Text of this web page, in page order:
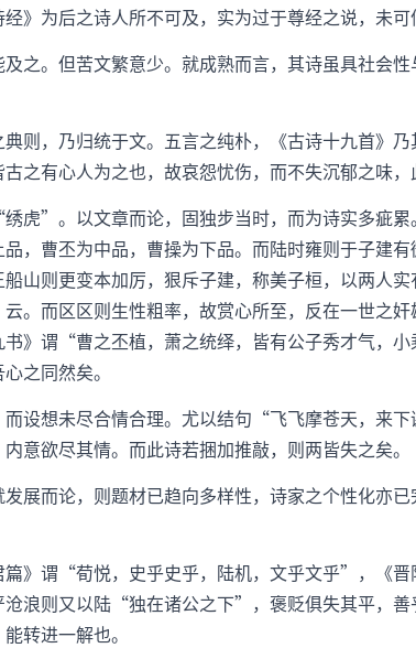
》为后之诗人所不可及，实为过于尊经之说，未可
之。但苦文繁意少。就成熟而言，其诗虽具社会
则，乃归统于文。五言之纯朴，《古诗十九首》
有心人为之也，故哀怨忧伤，而不失沉郁之味，
虎”。以文章而论，固独步当时，而为诗实多疵累
，曹丕为中品，曹操为下品。而陆时雍则于子建
则更变本加厉，狠斥子建，称美子桓，以两人实
而区区则生性粗率，故赏心所至，反在一世之奸
》谓“曹之丕植，萧之统绎，皆有公子秀才气，小
之同然矣。
设想未尽合情合理。尤以结句“飞飞摩苍天，来
意欲尽其情。而此诗若捆加推敲，则两皆失之矣。
展而论，则题材已趋向多样性，诗家之个性化亦
篇》谓“荀悦，史乎史乎，陆机，文乎文乎”，《
浪则又以陆“独在诸公之下”，褒贬俱失其平，善
转进一解也。